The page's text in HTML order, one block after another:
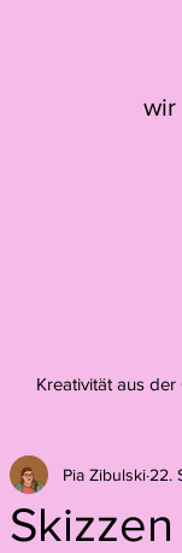
wir
Kreativität aus der
Fotografie
Pia Zibulski 22.